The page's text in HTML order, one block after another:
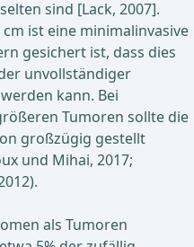
sind [Lack, 2007].
ist eine minimalinvasive
gesichert ist, dass dies
unvollständiger
kann. Bei
Tumoren sollte die
großzügig gestellt
und Mihai, 2017;
als Tumoren